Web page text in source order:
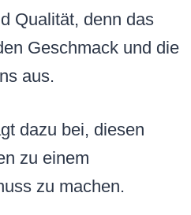
Qualität, denn das
Geschmack und die
aus.
dazu bei, diesen
zu einem
zu machen.